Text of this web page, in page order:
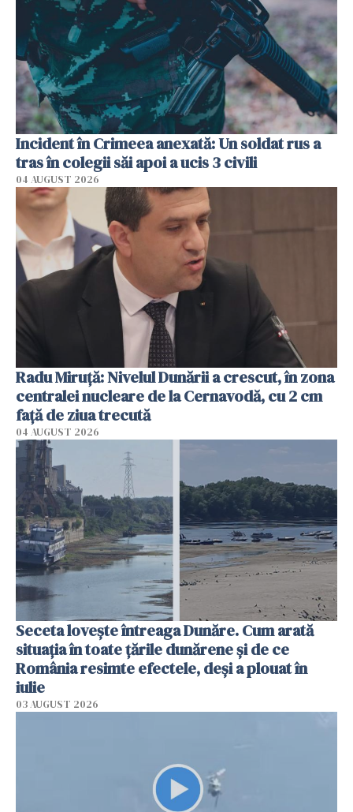
Incident în Crimeea anexată: Un soldat rus a
tras în colegii săi apoi a ucis 3 civili
04 AUGUST 2026
Radu Miruţă: Nivelul Dunării a crescut, în zona
centralei nucleare de la Cernavodă, cu 2 cm
faţă de ziua trecută
04 AUGUST 2026
Seceta lovește întreaga Dunăre. Cum arată
situația în toate țările dunărene și de ce
România resimte efectele, deși a plouat în
iulie
03 AUGUST 2026